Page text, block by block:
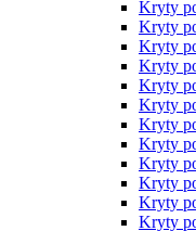
Kryty
Kryty
Kryty
Kryty
Kryty
Kryty
Kryty
Kryty
Kryty
Kryty
Kryty
Kryty